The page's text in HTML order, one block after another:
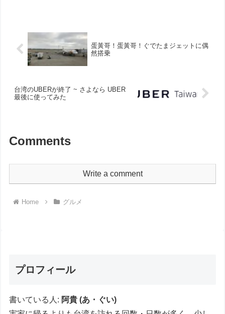
蛋黃哥！蛋黃哥！ぐでたまジェットに偶
然搭乗
台湾のUBERが終了 ~ さよなら UBER
最後に使ってみた
Comments
Write a comment
Home グルメ
プロフィール
書いている人: 阿貴 (あ・ぐい)